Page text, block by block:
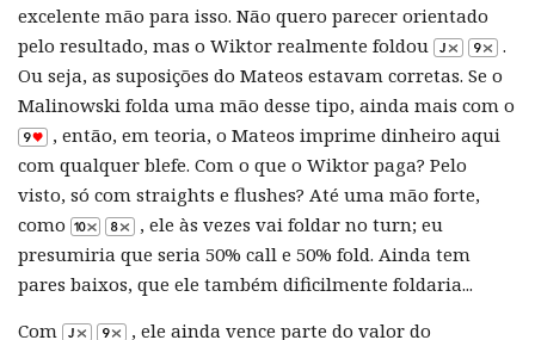
excelente mão para isso. Não quero parecer orientado
pelo resultado, mas o Wiktor realmente foldou
.
Ou seja, as suposições do Mateos estavam corretas. Se o
Malinowski folda uma mão desse tipo, ainda mais com o
, então, em teoria, o Mateos imprime dinheiro aqui
com qualquer blefe. Com o que o Wiktor paga? Pelo
visto, só com straights e flushes? Até uma mão forte,
como
, ele às vezes vai foldar no turn; eu
presumiria que seria 50% call e 50% fold. Ainda tem
pares baixos, que ele também dificilmente foldaria...
Com
, ele ainda vence parte do valor do